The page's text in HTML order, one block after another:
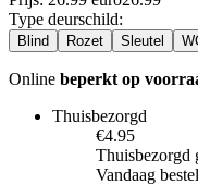
Type deurschild:
Blind Rozet Sleutel
Online beperkt op
Thuisbezorgd
€4.95
Thuisbezorgd
Vandaag